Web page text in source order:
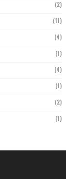
(2)
(11)
(4)
(1)
(4)
(1)
(2)
(1)